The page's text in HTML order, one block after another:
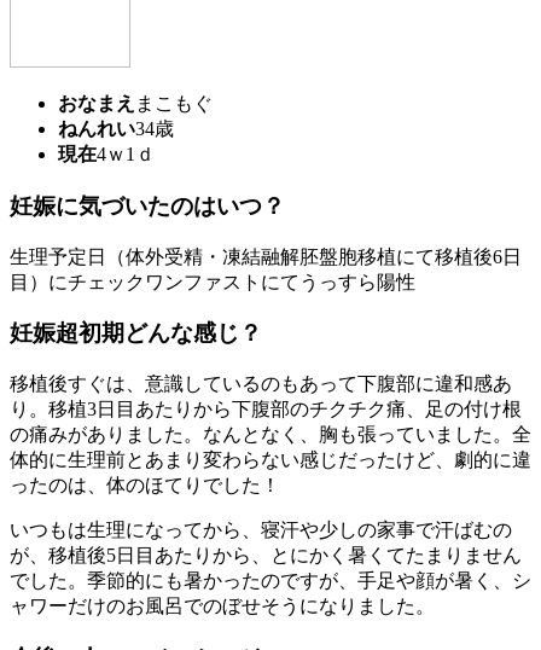
おなまえ まこもぐ
ねんれい34歳
現在4ｗ1ｄ
妊娠に気づいたのはいつ？
生理予定日（体外受精・凍結融解胚盤胞移植にて移植後6日
目）にチェックワンファストにてうっすら陽性
妊娠超初期どんな感じ？
移植後すぐは、意識しているのもあって下腹部に違和感あ
り。移植3日目あたりから下腹部のチクチク痛、足の付け根
の痛みがありました。なんとなく、胸も張っていました。全
体的に生理前とあまり変わらない感じだったけど、劇的に違
ったのは、体のほてりでした！
いつもは生理になってから、寝汗や少しの家事で汗ばむの
が、移植後5日目あたりから、とにかく暑くてたまりません
でした。季節的にも暑かったのですが、手足や顔が暑く、シ
ャワーだけのお風呂でのぼせそうになりました。